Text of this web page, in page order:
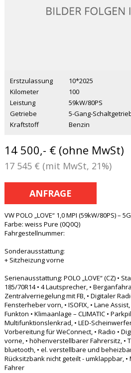
Erstzulassung
10*2025
Kilometer
100
Leistung
59kW/80PS
Getriebe
5-Gang-
Kraftstoff
Benzin
14 500,- € (ohne MwSt)
17 545 € (mit MwSt, 21%)
ANFRAGE
VW POLO „LOVE“ 1,0 MPI (59kW/80PS) –
Farbe: weiss Pure (0Q0Q)
Fahrgestellnummer:
Sonderausstattung:
+ Sitzheizung vorne
Serienausstattung: POLO „LOVE“ (CZ) •
185/70R14 • 4 Lautsprecher, •
Zentralverriegelung mit FB, • Digitaler
Fensterheber vorn, • ISOFIX, • Lane
Funkton • Klimaanlage – CLIMATIC •
Multifunktionslenkrad, • LED-
Vorbereitung für WeConnect, • Radio •
vorne, • höhenverstellbarer Fahrersitz, •
bluetooth, • el. verstellbare und
Rücksitzbank nicht geteilt - umklappbar,
Fahrer